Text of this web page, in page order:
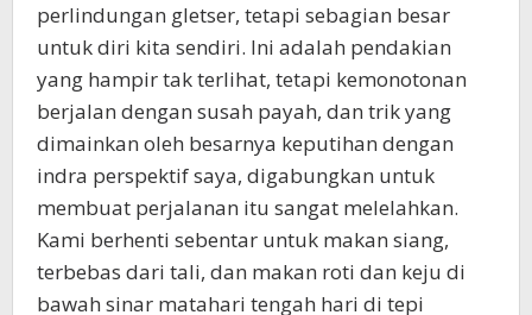
perlindungan gletser, tetapi sebagian besar
untuk diri kita sendiri. Ini adalah pendakian
yang hampir tak terlihat, tetapi kemonotonan
berjalan dengan susah payah, dan trik yang
dimainkan oleh besarnya keputihan dengan
indra perspektif saya, digabungkan untuk
membuat perjalanan itu sangat melelahkan.
Kami berhenti sebentar untuk makan siang,
terbebas dari tali, dan makan roti dan keju di
bawah sinar matahari tengah hari di tepi